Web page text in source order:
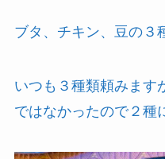
ブタ、チキン、豆の３
いつも３種類頼みます
ではなかったので２種